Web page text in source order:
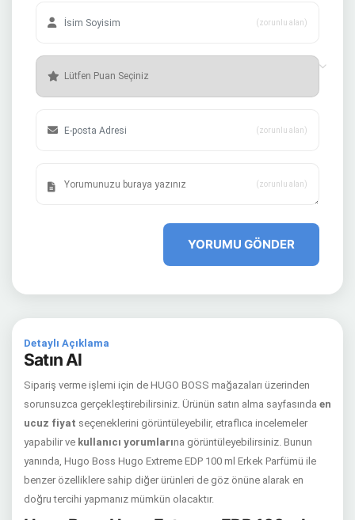
(zorunlu alan)
(zorunlu alan)
(zorunlu alan)
YORUMU GÖNDER
Detaylı Açıklama
Satın Al
Sipariş verme işlemi için de HUGO BOSS mağazaları üzerinden
sorunsuzca gerçekleştirebilirsiniz. Ürünün satın alma sayfasında en
ucuz fiyat seçeneklerini görüntüleyebilir, etraflıca incelemeler
yapabilir ve kullanıcı yorumlarına görüntüleyebilirsiniz. Bunun
yanında, Hugo Boss Hugo Extreme EDP 100 ml Erkek Parfümü ile
benzer özelliklere sahip diğer ürünleri de göz önüne alarak en
doğru tercihi yapmanız mümkün olacaktır.